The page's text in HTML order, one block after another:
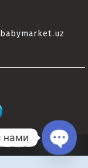
ЗАЩИЩЕНЫ
нами
Open